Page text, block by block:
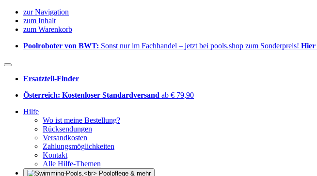
zur Navigation
zum Inhalt
zum Warenkorb
Poolroboter von BWT: Sonst nur im Fachhandel – jetzt bei pools.shop zum Sonderpreis! Hier
Ersatzteil-Finder
Österreich: Kostenloser Standardversand ab € 79,90
Hilfe
Wo ist meine Bestellung?
Rücksendungen
Versandkosten
Zahlungsmöglichkeiten
Kontakt
Alle Hilfe-Themen